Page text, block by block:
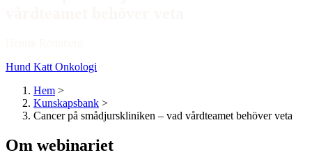
Hund Katt Onkologi
Hem >
Kunskapsbank >
Cancer på smådjurskliniken – vad vårdteamet behöver veta
Om webinariet